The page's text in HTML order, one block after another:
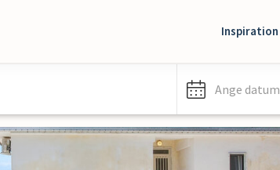
Inspiration
Ange datum